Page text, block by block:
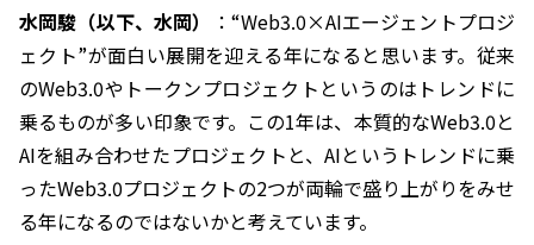
水岡駿（以下、水岡）
：“Web3.0×AIエージェントプロジ
ェクト”が面白い展開を迎える年になると思います。従来
のWeb3.0やトークンプロジェクトというのはトレンドに
乗るものが多い印象です。この1年は、本質的なWeb3.0と
AIを組み合わせたプロジェクトと、AIというトレンドに乗
ったWeb3.0プロジェクトの2つが両輪で盛り上がりをみせ
る年になるのではないかと考えています。